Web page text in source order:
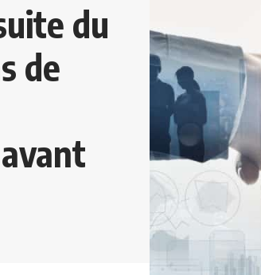
du
de